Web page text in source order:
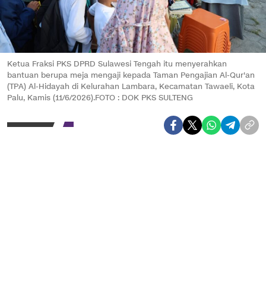
Ketua Fraksi PKS DPRD Sulawesi Tengah itu menyerahkan
bantuan berupa meja mengaji kepada Taman Pengajian Al-Qur'an
(TPA) Al-Hidayah di Kelurahan Lambara, Kecamatan Tawaeli, Kota
Palu, Kamis (11/6/2026).FOTO : DOK PKS SULTENG